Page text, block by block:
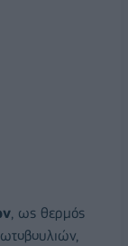
, ως θερμός